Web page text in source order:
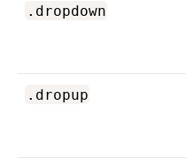
.dropdown
.dropup